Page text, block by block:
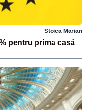
Stoica Marian
pentru prima casă